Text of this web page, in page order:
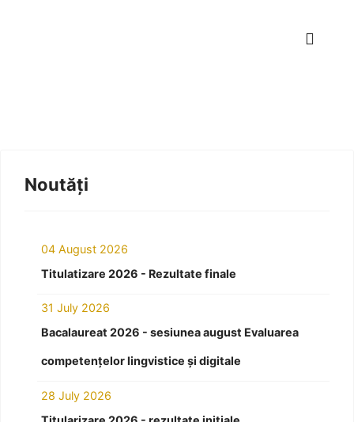
Noutăți
04 August 2026
Titulatizare 2026 - Rezultate finale
31 July 2026
Bacalaureat 2026 - sesiunea august Evaluarea
competențelor lingvistice și digitale
28 July 2026